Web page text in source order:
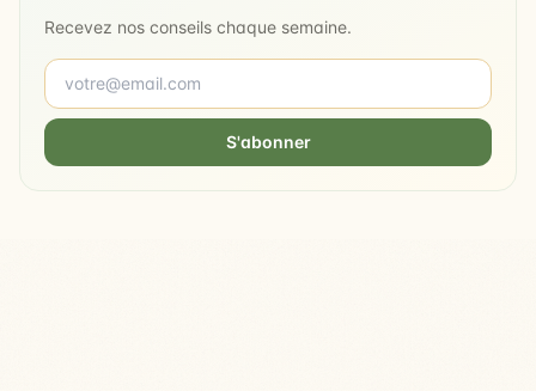
Recevez nos conseils chaque semaine.
S'abonner